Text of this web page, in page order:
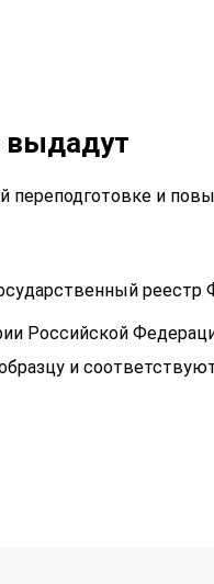
выдадут
и
Российской
и